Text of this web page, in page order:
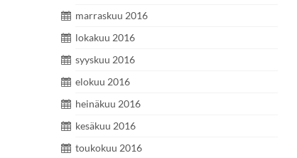
marraskuu 2016
lokakuu 2016
syyskuu 2016
elokuu 2016
heinäkuu 2016
kesäkuu 2016
toukokuu 2016